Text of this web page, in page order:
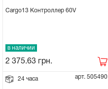
Сцепное устройство, шплинт
Свечи на мотоблок
Cargo13 Контроллер 60V
в наличии
2 375.63 грн.
24 часа арт. 505490